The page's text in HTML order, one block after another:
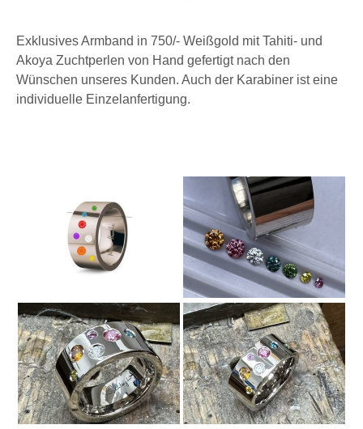
Exklusives Armband in 750/- Weißgold mit Tahiti- und
Akoya Zuchtperlen von Hand gefertigt nach den
Wünschen unseres Kunden. Auch der Karabiner ist eine
individuelle Einzelanfertigung.